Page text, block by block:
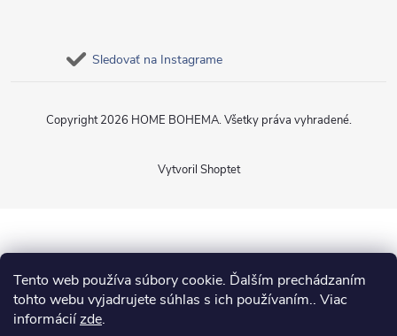
Tento web používa súbory cookie. Ďalším prechádzaním
tohto webu vyjadrujete súhlas s ich používaním.. Viac
informáciízde.
Sledovať na Instagrame
Vytvoril Shoptet
Copyright 2026 HOME BOHEMA. Všetky práva vyhradené.